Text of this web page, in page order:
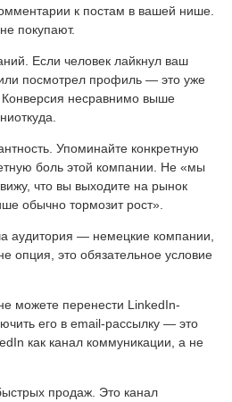
к постам в вашей нише.
покупают.
Если человек лайкнул ваш
посмотрел профиль — это уже
несравнимо выше
Упоминайте конкретную
боль этой компании. Не «мы
что вы выходите на рынок
обычно тормозит рост».
аудитория — немецкие компании,
опция, это обязательное условие
можете перенести LinkedIn-
его в email-рассылку — это
как канал коммуникации, а не
продаж. Это канал